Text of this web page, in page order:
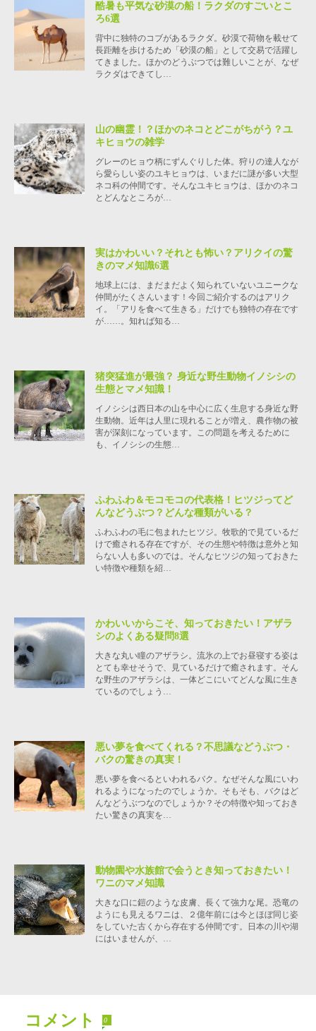
酷暑も平気な砂漠の船！ラクダのすごいとこ
ろ6選
背中に独特のコブがあるラクダ。砂漠で荷物を載せて
長距離を歩けるため「砂漠の船」として交易で活躍し
てきました。ほかのどうぶつでは難しいことが、なぜ
ラクダはできてし…
山の幽霊！？ほかのネコとどこがちがう？ユ
キヒョウの雑学
グレーのヒョウ柄にずんぐりした体。狩りの達人なが
ら愛らしい姿のユキヒョウは、いまだに謎が多い大型
ネコ科の仲間です。そんなユキヒョウは、ほかのネコ
とどんなところが…
実はかわいい？それとも怖い？アリクイの驚
きのマメ知識6選
地球上には、まだまだよく知られていないユニークな
仲間がたくさんいます！今回ご紹介するのはアリク
イ。「アリを食べて生きる」だけでも独特の存在です
が……。知れば知る…
猪突猛進が最強？ 身近な野生動物イノシシの
生態とマメ知識！
イノシシは西日本の山を中心に広く生息する身近な野
生動物。近年は人里に現れることが増え、農作物の被
害が深刻になっています。この問題を考えるために
も、イノシシの生態…
ふわふわ＆モコモコの代表格！ヒツジってど
んなどうぶつ？どんな種類がいる？
ふわふわの毛に包まれたヒツジ。牧歌的で見ているだ
けで癒される存在ですが、その生態や特徴は意外と知
らない人も多いのでは。そんなヒツジの知っておきた
い特徴や種類を紹…
かわいいからこそ、知っておきたい！アザラ
シのよくある疑問8選
大きな丸い瞳のアザラシ。流氷の上でお昼寝する姿は
とても幸せそうで、見ているだけで癒されます。そん
な野生のアザラシは、一体どこにいてどんな風に生き
ているのでしょう…
悪い夢を食べてくれる？不思議などうぶつ・
バクの驚きの真実！
悪い夢を食べるといわれるバク。なぜそんな風にいわ
れるようになったのでしょうか。そもそも、バクはど
んなどうぶつなのでしょうか？その特徴や知っておき
たい驚きの真実を…
動物園や水族館で会うとき知っておきたい！
ワニのマメ知識
大きな口に鎧のような皮膚、長くて強力な尾。恐竜の
ようにも見えるワニは、２億年前には今とほぼ同じ姿
をしていた古くから存在する仲間です。日本の川や湖
にはいませんが、…
コメント 0